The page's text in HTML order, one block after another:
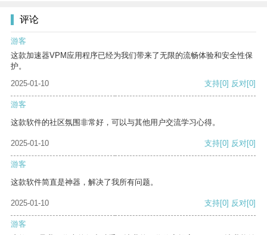
评论
游客
这款加速器VPM应用程序已经为我们带来了无限的流畅体验和安全性保
护。
2025-01-10
支持[0] 反对[0]
游客
这款软件的社区氛围非常好，可以与其他用户交流学习心得。
2025-01-10 支持[0] 反对[0]
游客
这款软件简直是神器，解决了我所有问题。
2025-01-10 支持[0] 反对[0]
游客